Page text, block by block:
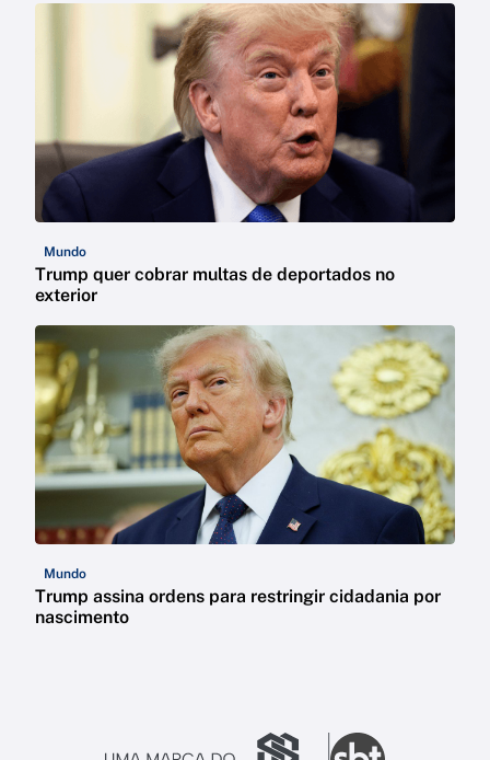
Mundo
Trump quer cobrar multas de deportados no
exterior
Mundo
Trump assina ordens para restringir cidadania por
nascimento